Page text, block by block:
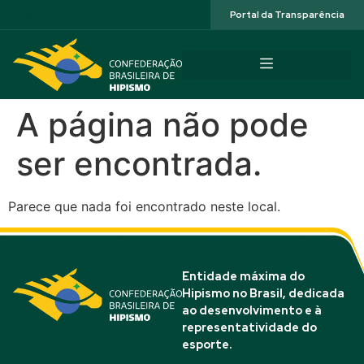
Portal da Transparência
A página não pode
ser encontrada.
Parece que nada foi encontrado neste local.
Entidade máxima do
Hipismo no Brasil, dedicada
ao desenvolvimento e à
representatividade do
esporte.